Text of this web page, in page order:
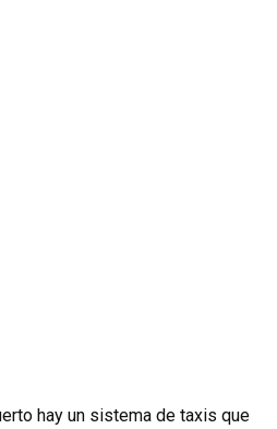
hay un sistema de taxis que